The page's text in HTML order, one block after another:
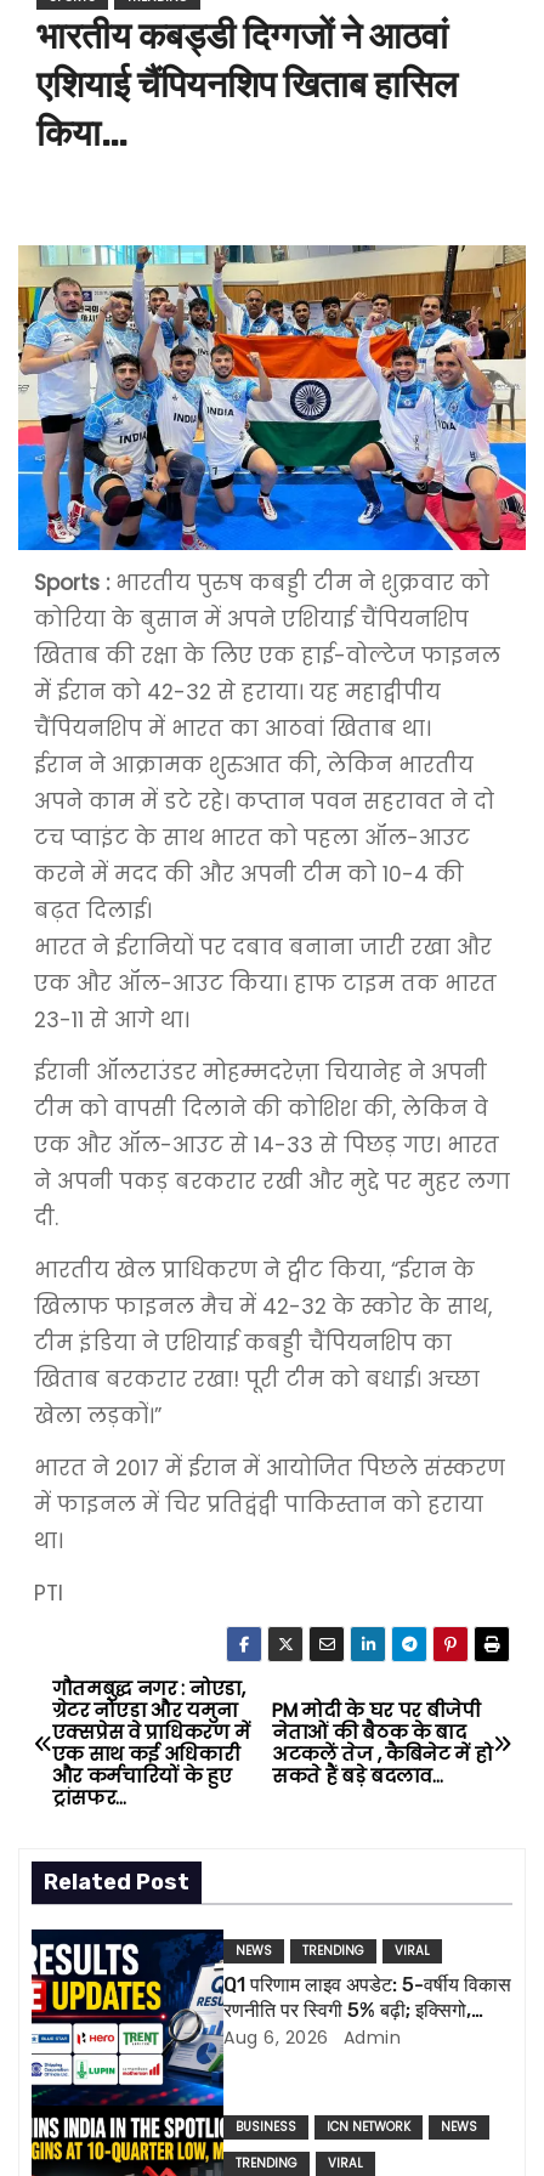
भारतीय कबड्डी दिग्गजों ने आठवां
एशियाई चैंपियनशिप खिताब हासिल
किया…
Sports : भारतीय पुरुष कबड्डी टीम ने शुक्रवार को
कोरिया के बुसान में अपने एशियाई चैंपियनशिप
खिताब की रक्षा के लिए एक हाई-वोल्टेज फाइनल
में ईरान को 42-32 से हराया। यह महाद्वीपीय
चैंपियनशिप में भारत का आठवां खिताब था।
ईरान ने आक्रामक शुरुआत की, लेकिन भारतीय
अपने काम में डटे रहे। कप्तान पवन सहरावत ने दो
टच प्वाइंट के साथ भारत को पहला ऑल-आउट
करने में मदद की और अपनी टीम को 10-4 की
बढ़त दिलाई।
भारत ने ईरानियों पर दबाव बनाना जारी रखा और
एक और ऑल-आउट किया। हाफ टाइम तक भारत
23-11 से आगे था।
ईरानी ऑलराउंडर मोहम्मदरेज़ा चियानेह ने अपनी
टीम को वापसी दिलाने की कोशिश की, लेकिन वे
एक और ऑल-आउट से 14-33 से पिछड़ गए। भारत
ने अपनी पकड़ बरकरार रखी और मुद्दे पर मुहर लगा
दी.
भारतीय खेल प्राधिकरण ने ट्वीट किया, “ईरान के
खिलाफ फाइनल मैच में 42-32 के स्कोर के साथ,
टीम इंडिया ने एशियाई कबड्डी चैंपियनशिप का
खिताब बरकरार रखा! पूरी टीम को बधाई। अच्छा
खेला लड़कों।”
भारत ने 2017 में ईरान में आयोजित पिछले संस्करण
में फाइनल में चिर प्रतिद्वंद्वी पाकिस्तान को हराया
था।
PTI
P
o
s
t
n
a
v
i
g
a
PM मोदी के घर पर बीजेपी
नेताओं की बैठक के बाद
अटकलें तेज , कैबिनेट में हो
सकते हैं बड़े बदलाव…
गौतमबुद्ध नगर : नोएडा,
ग्रेटर नोएडा और यमुना
एक्सप्रेस वे प्राधिकरण में
एक साथ कई अधिकारी
और कर्मचारियों के हुए
ट्रांसफर…
Related Post
NEWS TRENDING VIRAL
Q1 परिणाम लाइव अपडेट: 5-वर्षीय विकास
रणनीति पर स्विगी 5% बढ़ी; इक्सिगो,
ल्यूपिन की रिपोर्ट आज
Aug 6, 2026 Admin
BUSINESS ICN NETWORK
NEWS
TRENDING
VIRAL